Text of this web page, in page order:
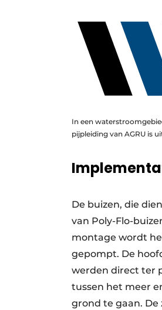
In een
pijpleiding van AGRU is
De buizen, die
van Poly-Flo-
montage wordt
gepompt. De
werden direct ter
tussen het meer
grond te gaan.